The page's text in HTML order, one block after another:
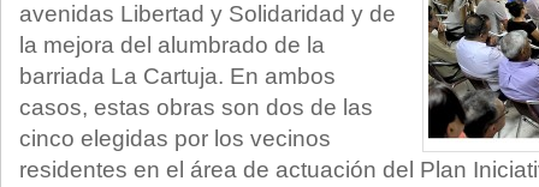
avenidas Libertad y Solidaridad y de
la mejora del alumbrado de la
barriada La Cartuja. En ambos
casos, estas obras son dos de las
cinco elegidas por los vecinos
residentes en el área de actuación del Plan